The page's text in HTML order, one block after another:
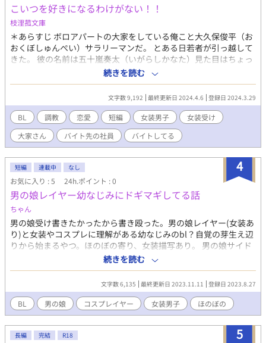
こいつを好きになるわけがない！！
枝浬菰文庫
＊あらすじ ボロアパートの大家をしている俺こと大久保俊平（お
おくぼしゅんぺい）サラリーマンだ。 とある日若者が引っ越して
きた。 彼の名前は五十嵐奏太（いがらしかなた）見た目はちょっ
とヤンチャっぽく見えるんだけど俺が行く先々に彼は現われる、
そしてたまに聞こえる隣の部屋からのエロい声、俺は壁に耳をつ
けてしまいその迷惑音を聞く。 絶対に男を好きになるなんて思い
もしなかったのに……。 続きは本編にて………… ※タイトル変更
しましたが内容は同じです！ -------------*-----------------------*-------
----------------------*--------------------*---------- ★作品を書こうと思
ったきっかけ さらっと書く予定なので多分短編、短編といいつつ
50ページはいくかもしれない、わからない。 好きかも、続きが気
になるかもと思ったら【お気に入り】一票をお願いします。 ※性
描写多く含みます。 ※文章の無断転載禁止。 ※女装あり ※さらっ
と書く予定
続きを読む
文字数 9,192 最終更新日 2024.4.6 登録日 2024.3.29
BL 調教 恋愛 短編 女装男子
女装受け
大家さん
バイト先の社員 バイトしてる
4
短編 連載中 なし
お気に入り : 5 24h.ポイント : 0
男の娘レイヤー幼なじみにドギマギしてる話
ちゃん
男の娘受け書きたかったから書き殴った。男の娘レイヤー(女装あ
り)と女装やコスプレに理解がある幼なじみのbl？自覚の芽生え辺
りから始まるやつ。ほのぼの寄り、女装描写あり。 男の娘サイド
の話含めて続きはまた書くかも、です。地雷注意。 雑な設定 田中
柚季 高校生。身長170cm。中肉中背。まあまあな二次元オタク。
ノンケ寄りだったけど幼なじみ(男の娘)が秘かに気になってた矢
先幼なじみが女装もするレイヤーバレ。この子も黒髪黒目、メガ
ネ。 佐藤うさぎ 高校生。身長161cm。色白細身で可愛い顔立ちを
した男の娘。 レイヤーバレした側。おっとりしてるけど人付き合
いは慣れないと円滑に出来ない。ネット内弁慶なところもあるの
でツブッターとか柚季とかと喋る時の方がちょっと明るい。
続きを読む
文字数 6,135 最終更新日 2023.11.11 登録日 2023.8.27
BL 男の娘 コスプレイヤー 女装男子 ほのぼの
5
長編 完結 R18